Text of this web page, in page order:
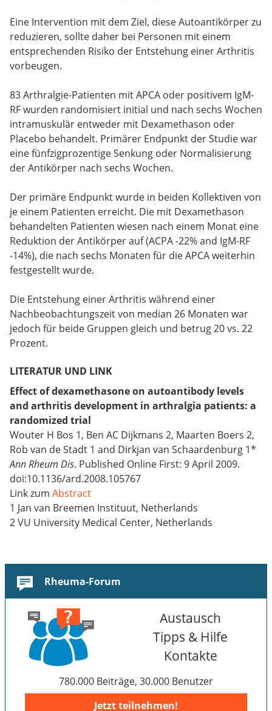
Eine Intervention mit dem Ziel, diese Autoantikörper zu
reduzieren, sollte daher bei Personen mit einem
entsprechenden Risiko der Entstehung einer Arthritis
vorbeugen.
83 Arthralgie-Patienten mit APCA oder positivem IgM-
RF wurden randomisiert initial und nach sechs Wochen
intramuskulär entweder mit Dexamethason oder
Placebo behandelt. Primärer Endpunkt der Studie war
eine fünfzigprozentige Senkung oder Normalisierung
der Antikörper nach sechs Wochen.
Der primäre Endpunkt wurde in beiden Kollektiven von
je einem Patienten erreicht. Die mit Dexamethason
behandelten Patienten wiesen nach einem Monat eine
Reduktion der Antikörper auf (ACPA -22% and IgM-RF
-14%), die nach sechs Monaten für die APCA weiterhin
festgestellt wurde.
Die Entstehung einer Arthritis während einer
Nachbeobachtungszeit von median 26 Monaten war
jedoch für beide Gruppen gleich und betrug 20 vs. 22
Prozent.
LITERATUR UND LINK
Effect of dexamethasone on autoantibody levels
and arthritis development in arthralgia patients: a
randomized trial
Wouter H Bos 1, Ben AC Dijkmans 2, Maarten Boers 2,
Rob van de Stadt 1 and Dirkjan van Schaardenburg 1*
Ann Rheum Dis. Published Online First: 9 April 2009.
doi:10.1136/ard.2008.105767
Link zum Abstract
1 Jan van Breemen Instituut, Netherlands
2 VU University Medical Center, Netherlands
Rheuma-Forum
Austausch
Tipps & Hilfe
Kontakte
780.000 Beiträge, 30.000 Benutzer
Jetzt teilnehmen!